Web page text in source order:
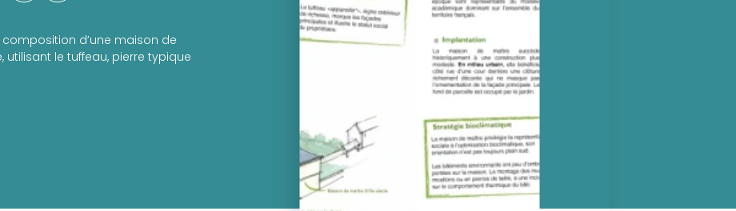
d’une maison de
utilisant le tuffeau, pierre typique